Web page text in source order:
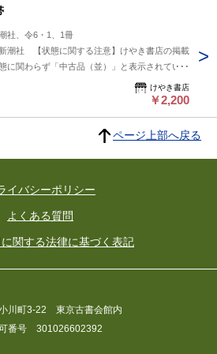
社、令6・1、1冊
潮社 【状態に関する注意】けやき書店の掲載
に関わらず「中古品（並）」と表示されていま
本屋」は６段階の「状態」表記が必須となりま
扱う商品の特質上、状態の簡易な区分けは適切
ないで下さい。痛みなどの瑕疵につきまして
ご参考にして下さい。状態表記の無いものは特
とお考え下さい。:
けやき書店
￥2,200
ページ上部へ戻る
イバシーポリシー
よくある質問
関する法律に基づく表記
川町3-22 東京古書会館内
番号 301026602392